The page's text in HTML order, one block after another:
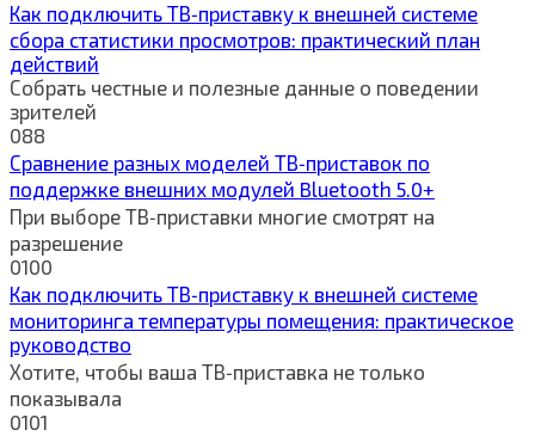
Как подключить ТВ‑приставку к внешней системе
сбора статистики просмотров: практический план
действий
Собрать честные и полезные данные о поведении
зрителей
088
Сравнение разных моделей ТВ‑приставок по
поддержке внешних модулей Bluetooth 5.0+
При выборе ТВ‑приставки многие смотрят на
разрешение
0100
Как подключить ТВ‑приставку к внешней системе
мониторинга температуры помещения: практическое
руководство
Хотите, чтобы ваша ТВ‑приставка не только
показывала
0101